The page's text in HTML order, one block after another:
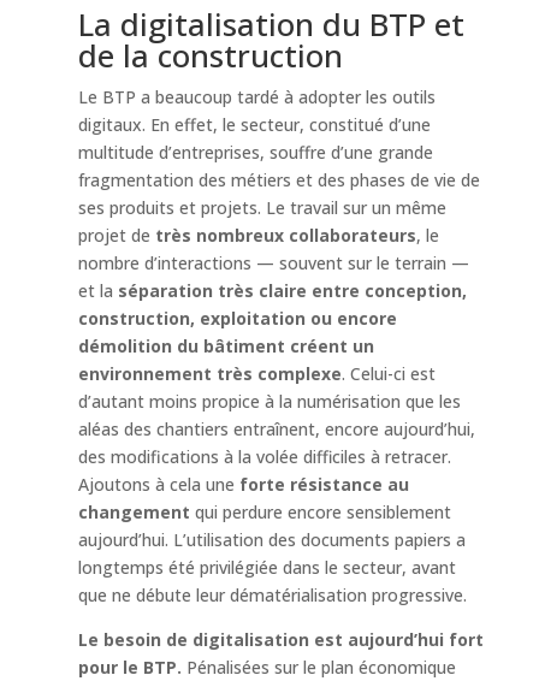
La digitalisation du BTP et
de la construction
Le BTP a beaucoup tardé à adopter les outils
digitaux. En effet, le secteur, constitué d’une
multitude d’entreprises, souffre d’une grande
fragmentation des métiers et des phases de vie de
ses produits et projets. Le travail sur un même
projet de très nombreux collaborateurs, le
nombre d’interactions — souvent sur le terrain —
et la séparation très claire entre conception,
construction, exploitation ou encore
démolition du bâtiment créent un
environnement très complexe. Celui-ci est
d’autant moins propice à la numérisation que les
aléas des chantiers entraînent, encore aujourd’hui,
des modifications à la volée difficiles à retracer.
Ajoutons à cela une forte résistance au
changement qui perdure encore sensiblement
aujourd’hui. L’utilisation des documents papiers a
longtemps été privilégiée dans le secteur, avant
que ne débute leur dématérialisation progressive.
Le besoin de digitalisation est aujourd’hui fort
pour le BTP. Pénalisées sur le plan économique